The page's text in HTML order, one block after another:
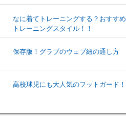
なに着てトレーニングする？おすすめ
トレーニングスタイル！！
保存版！グラブのウェブ紐の通し方
高校球児にも大人気のフットガード！